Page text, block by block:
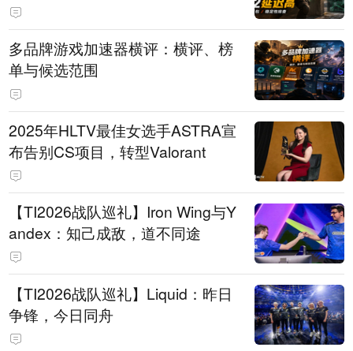
多品牌游戏加速器横评：横评、榜
单与候选范围
2025年HLTV最佳女选手ASTRA宣
布告别CS项目，转型Valorant
【TI2026战队巡礼】Iron Wing与Y
andex：知己成敌，道不同途
【TI2026战队巡礼】Liquid：昨日
争锋，今日同舟